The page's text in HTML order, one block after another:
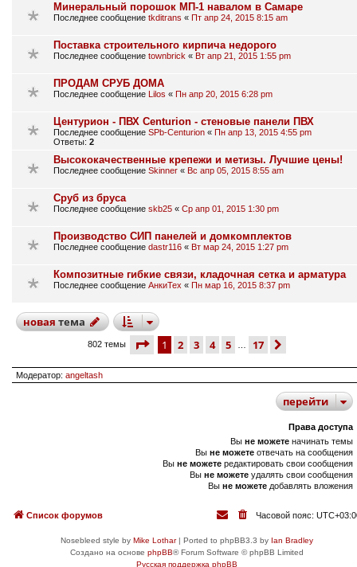
Минеральный порошок МП-1 навалом в Самаре
Последнее сообщение tkditrans « Пт апр 24, 2015 8:15 am
Поставка строительного кирпича недорого
Последнее сообщение townbrick « Вт апр 21, 2015 1:55 pm
ПРОДАМ СРУБ ДОМА
Последнее сообщение Lilos « Пн апр 20, 2015 6:28 pm
Центурион - ПВХ Centurion - стеновые панели ПВХ
Последнее сообщение SPb-Centurion « Пн апр 13, 2015 4:55 pm
Ответы: 2
Высококачественные крепежи и метизы. Лучшие цены!
Последнее сообщение Skinner « Вс апр 05, 2015 8:55 am
Сруб из бруса
Последнее сообщение skb25 « Ср апр 01, 2015 1:30 pm
Производство СИП панелей и домкомплектов
Последнее сообщение dastr116 « Вт мар 24, 2015 1:27 pm
Композитные гибкие связи, кладочная сетка и арматура
Последнее сообщение АнкиТех « Пн мар 16, 2015 8:37 pm
новаятема
802 темы страница 1 из 17
1 2 3 4 5 17
Модератор: angeltash
перейти
Права доступа
Вы не можете начинать темы
Вы не можете отвечать на сообщения
Вы не можете редактировать свои сообщения
Вы не можете удалять свои сообщения
Вы не можете добавлять вложения
Список форумов Часовой пояс:
Nosebleed style by Mike Lothar| Ported to phpBB3.3 by Ian Bradley
Создано на основе phpBB® Forum Software © phpBB Limited
Русская поддержка phpBB